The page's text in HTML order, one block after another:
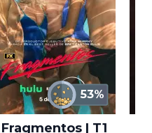
53%
Fragmentos | T1